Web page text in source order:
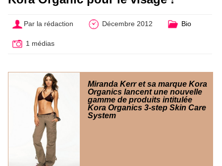
Par la rédaction Décembre 2012 Bio
1 médias
Miranda Kerr et sa marque Kora
Organics lancent une nouvelle
gamme de produits intitulée
Kora Organics 3-step Skin Care
System